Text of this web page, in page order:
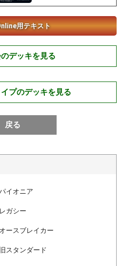
用テキスト
デッキを見る
プのデッキを見る
戻る
イオニア
レガシー
オースブレイカー
旧スタンダード